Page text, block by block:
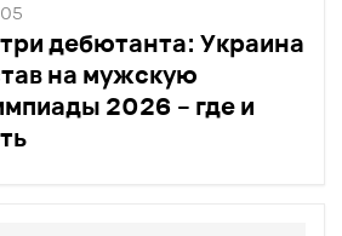
дебютанта: Украина
на мужскую
2026 – где и